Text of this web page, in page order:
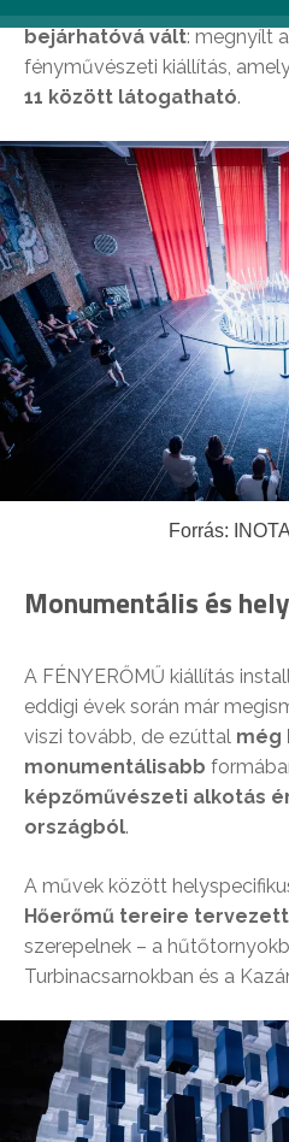
bejárhatóvá vált: megnyílt
fényművészeti kiállítás,
11 között látogatható.
Forrás:
Monumentális és
A FÉNYERŐMŰ kiállítás
eddigi évek során már
viszi tovább, de ezúttal még
monumentálisabb
képzőművészeti alkotás
országból.
A művek között
Hőerőmű tereire
szerepelnek – a
Turbinacsarnokban és a